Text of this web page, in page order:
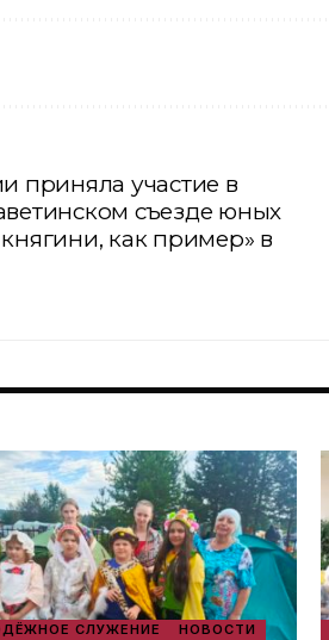
приняла участие в
съезде юных
как пример» в
СЛУЖЕНИЕ
НОВОСТИ